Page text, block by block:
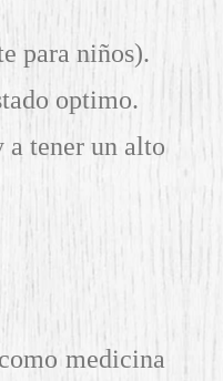
para niños).
optimo.
tener un alto
medicina